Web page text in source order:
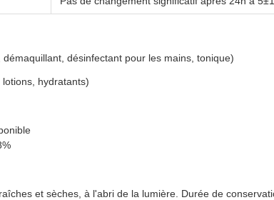
désinfectant pour les mains, tonique)
hydratants)
et sèches, à l'abri de la lumière. Durée de